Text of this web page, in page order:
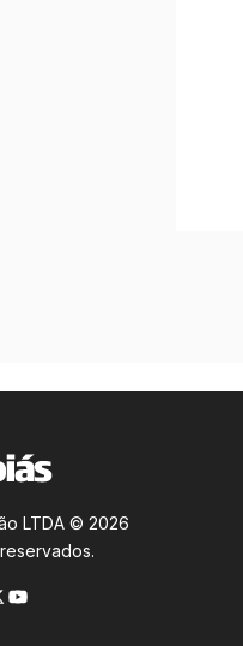
LTDA © 2026